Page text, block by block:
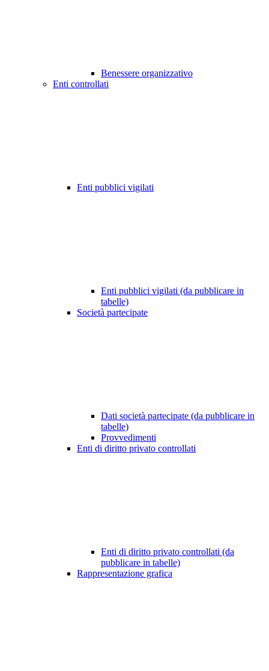
Benessere organizzativo
Enti controllati
Enti pubblici vigilati
Enti pubblici vigilati (da pubblicare in
tabelle)
Società partecipate
Dati società partecipate (da pubblicare in
tabelle)
Provvedimenti
Enti di diritto privato controllati
Enti di diritto privato controllati (da
pubblicare in tabelle)
Rappresentazione grafica